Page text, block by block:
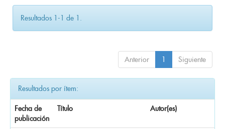
Resultados 1-1 de 1.
Anterior 1 Siguiente
Resultados por ítem:
Fecha de
publicación
Título Autor(es)